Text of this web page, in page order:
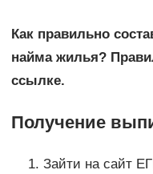
Как правильно
найма жилья?
ссылке.
Получение
Зайти на сайт